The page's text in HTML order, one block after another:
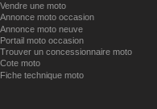
Vendre une moto
Annonce moto occasion
Annonce moto neuve
Portail moto occasion
Trouver un concessionnaire moto
Cote moto
Fiche technique moto